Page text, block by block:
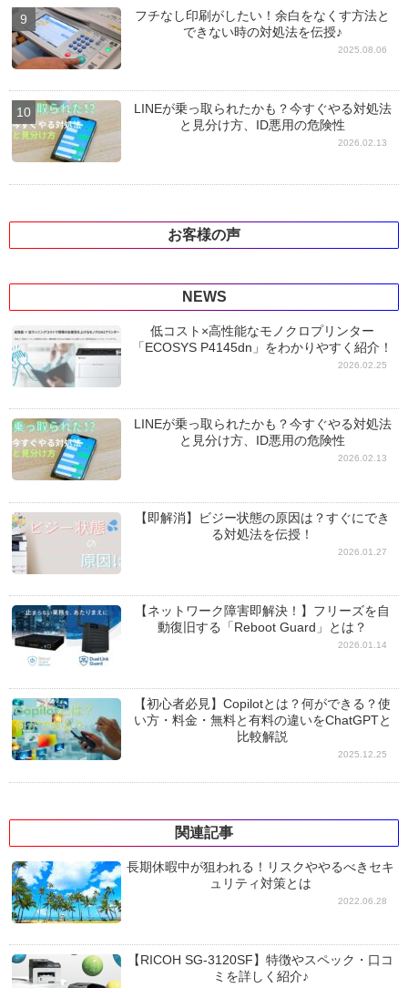
フチなし印刷がしたい！余白をなくす方法と
できない時の対処法を伝授♪
2025.08.06
LINEが乗っ取られたかも？今すぐやる対処法
と見分け方、ID悪用の危険性
2026.02.13
お客様の声
NEWS
低コスト×高性能なモノクロプリンター
「ECOSYS P4145dn」をわかりやすく紹介！
2026.02.25
LINEが乗っ取られたかも？今すぐやる対処法
と見分け方、ID悪用の危険性
2026.02.13
【即解消】ビジー状態の原因は？すぐにでき
る対処法を伝授！
2026.01.27
【ネットワーク障害即解決！】フリーズを自
動復旧する「Reboot Guard」とは？
2026.01.14
【初心者必見】Copilotとは？何ができる？使
い方・料金・無料と有料の違いをChatGPTと
比較解説
2025.12.25
関連記事
長期休暇中が狙われる！リスクややるべきセキ
ュリティ対策とは
2022.06.28
【RICOH SG-3120SF】特徴やスペック・口コ
ミを詳しく紹介♪